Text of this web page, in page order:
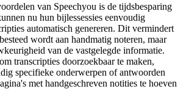
van Speechyou is de tijdsbesparing
nu hun bijlessessies eenvoudig
automatisch genereren. Dit vermindert
wordt aan handmatig noteren, maar
van de vastgelegde informatie.
transcripties doorzoekbaar te maken,
specifieke onderwerpen of antwoorden
met handgeschreven notities te hoeven